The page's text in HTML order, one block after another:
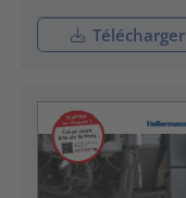
Télécharger